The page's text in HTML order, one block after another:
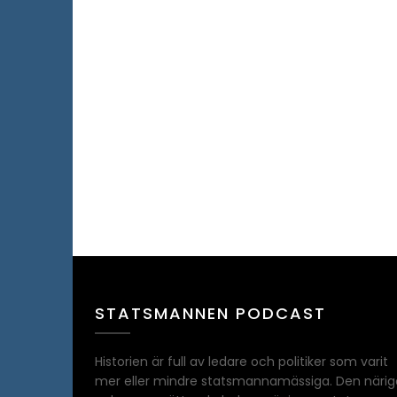
STATSMANNEN PODCAST
Historien är full av ledare och politiker som varit
mer eller mindre statsmannamässiga. Den